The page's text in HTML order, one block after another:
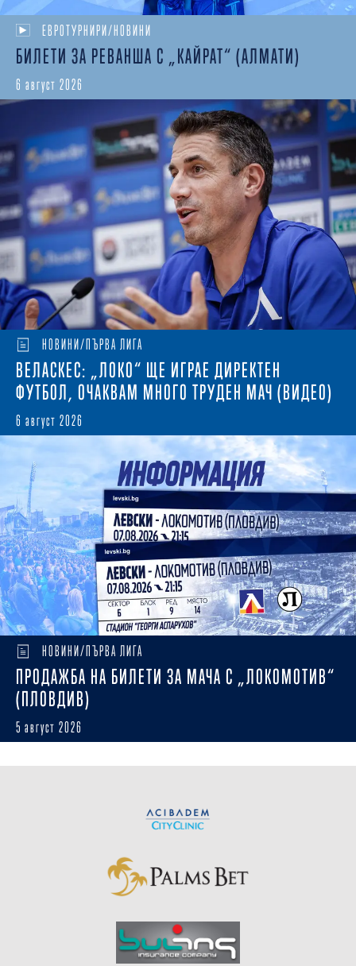
ЕВРОТУРНИРИ/НОВИНИ
БИЛЕТИ ЗА РЕВАНША С „КАЙРАТ“ (АЛМАТИ)
6 август 2026
НОВИНИ/ПЪРВА ЛИГА
ВЕЛАСКЕС: „ЛОКО“ ЩЕ ИГРАЕ ДИРЕКТЕН
ФУТБОЛ, ОЧАКВАМ МНОГО ТРУДЕН МАЧ (ВИДЕО)
6 август 2026
НОВИНИ/ПЪРВА ЛИГА
ПРОДАЖБА НА БИЛЕТИ ЗА МАЧА С „ЛОКОМОТИВ“
(ПЛОВДИВ)
5 август 2026